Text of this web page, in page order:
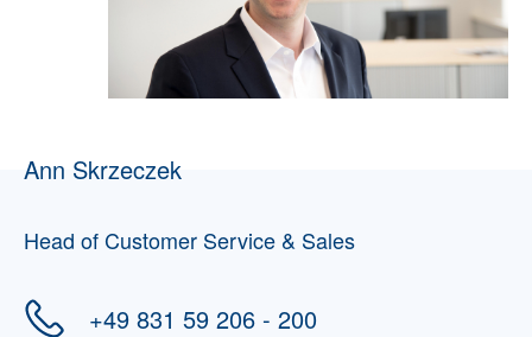
Ann Skrzeczek
Head of Customer Service & Sales
+49 831 59 206 - 200